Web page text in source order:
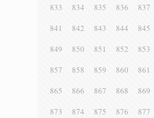
833
834 835 836 837
841
842 843 844 845
849
850 851 852 853
857
858 859 860 861
865
866 867 868 869
873
874 875 876 877